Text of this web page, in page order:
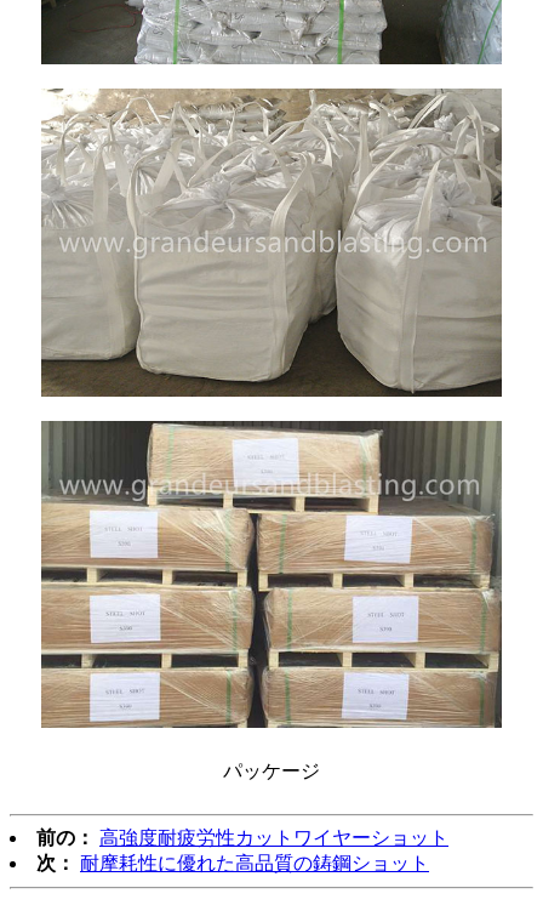
パッケージ
前の： 高強度耐疲労性カットワイヤーショット
次： 耐摩耗性に優れた高品質の鋳鋼ショット